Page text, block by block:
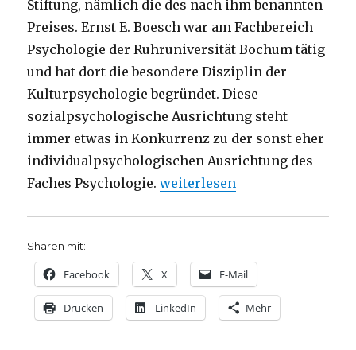
Stiftung, nämlich die des nach ihm benannten
Preises. Ernst E. Boesch war am Fachbereich
Psychologie der Ruhruniversität Bochum tätig
und hat dort die besondere Disziplin der
Kulturpsychologie begründet. Diese
sozialpsychologische Ausrichtung steht
immer etwas in Konkurrenz zu der sonst eher
individualpsychologischen Ausrichtung des
Faches Psychologie.„Kulturpsychologie,
weiterlesen
Sharen mit:
Facebook X E-Mail
Drucken LinkedIn Mehr